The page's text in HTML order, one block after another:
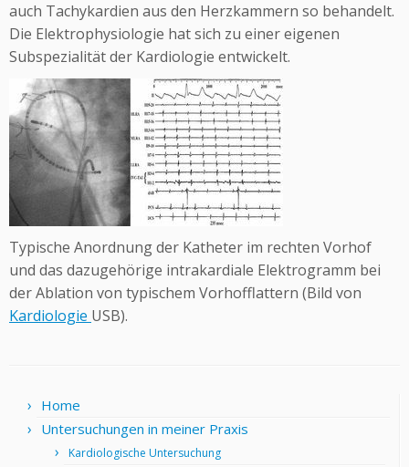
auch Tachykardien aus den Herzkammern so behandelt.
Die Elektrophysiologie hat sich zu einer eigenen
Subspezialität der Kardiologie entwickelt.
Typische Anordnung der Katheter im rechten Vorhof
und das dazugehörige intrakardiale Elektrogramm bei
der Ablation von typischem Vorhofflattern (Bild von
Kardiologie USB).
Home
Untersuchungen in meiner Praxis
Kardiologische Untersuchung